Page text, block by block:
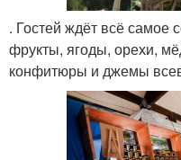
. Гостей ждёт всё самое
фрукты, ягоды, орехи,
конфитюры и джемы